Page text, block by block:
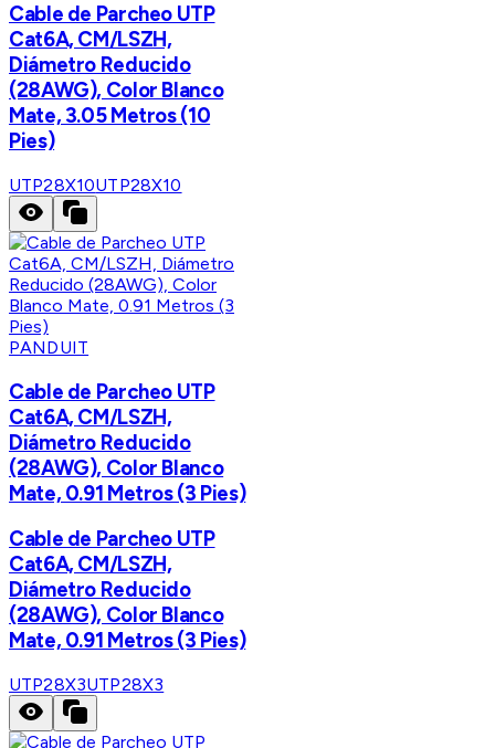
Cable de Parcheo UTP
Cat6A, CM/LSZH,
Diámetro Reducido
(28AWG), Color Blanco
Mate, 3.05 Metros (10
Pies)
UTP28X10UTP28X10
PANDUIT
Cable de Parcheo UTP
Cat6A, CM/LSZH,
Diámetro Reducido
(28AWG), Color Blanco
Mate, 0.91 Metros (3 Pies)
Cable de Parcheo UTP
Cat6A, CM/LSZH,
Diámetro Reducido
(28AWG), Color Blanco
Mate, 0.91 Metros (3 Pies)
UTP28X3UTP28X3